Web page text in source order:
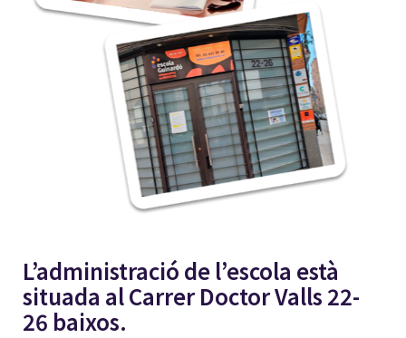
L’administració de l’escola està
situada al Carrer Doctor Valls 22-
26 baixos.